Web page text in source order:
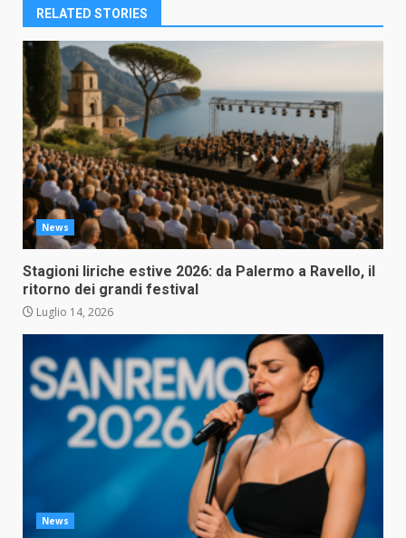
RELATED STORIES
News
Stagioni liriche estive 2026: da Palermo a Ravello, il
ritorno dei grandi festival
Luglio 14, 2026
News